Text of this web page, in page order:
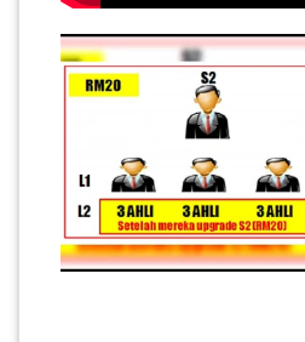
PERAK(41)
KEDAH(13)